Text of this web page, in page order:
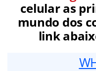
celular as
mundo dos
link